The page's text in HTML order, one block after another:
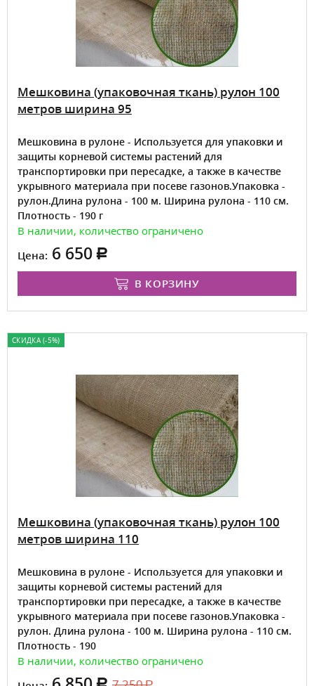
Мешковина (упаковочная ткань) рулон 100
метров ширина 95
Мешковина в рулоне - Используется для упаковки и
защиты корневой системы растений для
транспортировки при пересадке, а также в качестве
укрывного материала при посеве газонов.Упаковка -
рулон.Длина рулона - 100 м. Ширина рулона - 110 см.
Плотность - 190 г
В наличии, количество ограничено
Цена: 6 650
В КОРЗИНУ
СКИДКА (-5%)
Мешковина (упаковочная ткань) рулон 100
метров ширина 110
Мешковина в рулоне - Используется для упаковки и
защиты корневой системы растений для
транспортировки при пересадке, а также в качестве
укрывного материала при посеве газонов.Упаковка -
рулон. Длина рулона - 100 м. Ширина рулона - 110 см.
Плотность - 190
В наличии, количество ограничено